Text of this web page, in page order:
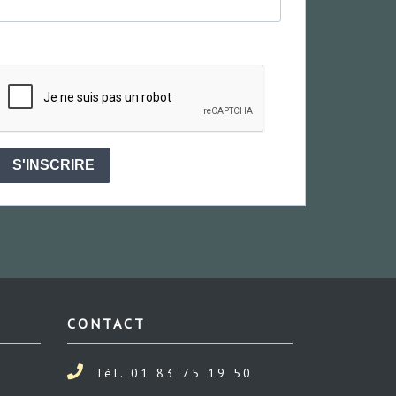
S'INSCRIRE
CONTACT
Tél. 01 83 75 19 50